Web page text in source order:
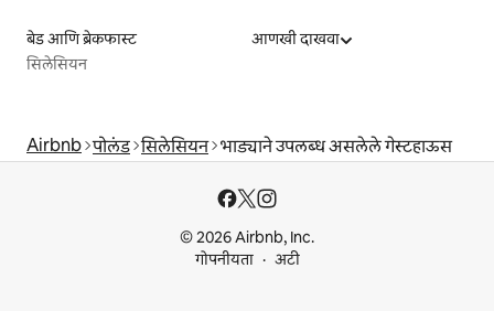
बेड आणि ब्रेकफास्ट
सिलेसियन
आणखी दाखवा
Airbnb पोलंड सिलेसियन भाड्याने उपलब्ध असलेले गेस्टहाऊस
© 2026 Airbnb, Inc.
गोपनीयता
अटी